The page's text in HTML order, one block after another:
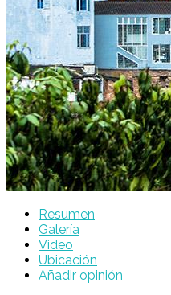
Resumen
Galería
Video
Ubicación
Añadir opinión